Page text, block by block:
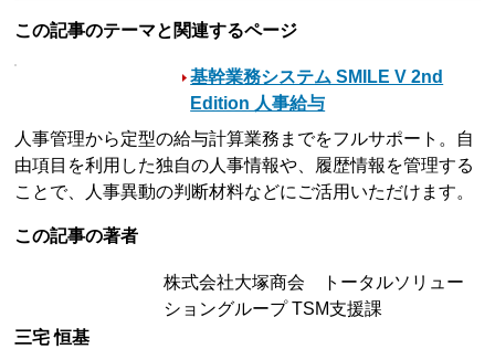
この記事のテーマと関連するページ
基幹業務システム SMILE V 2nd
Edition 人事給与
人事管理から定型の給与計算業務までをフルサポート。自
由項目を利用した独自の人事情報や、履歴情報を管理する
ことで、人事異動の判断材料などにご活用いただけます。
この記事の著者
株式会社大塚商会 トータルソリュー
ショングループ TSM支援課
三宅 恒基